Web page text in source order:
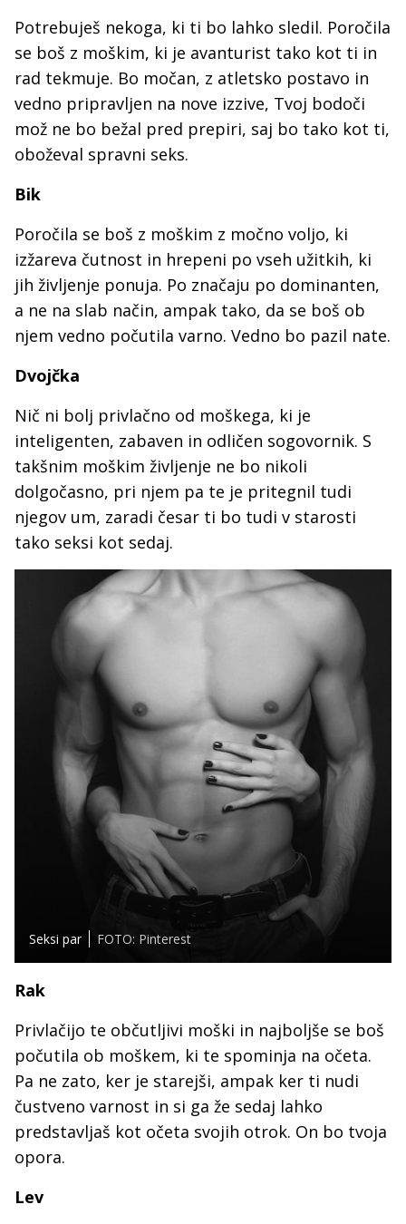
Potrebuješ nekoga, ki ti bo lahko sledil. Poročila
se boš z moškim, ki je avanturist tako kot ti in
rad tekmuje. Bo močan, z atletsko postavo in
vedno pripravljen na nove izzive, Tvoj bodoči
mož ne bo bežal pred prepiri, saj bo tako kot ti,
oboževal spravni seks.
Bik
Poročila se boš z moškim z močno voljo, ki
izžareva čutnost in hrepeni po vseh užitkih, ki
jih življenje ponuja. Po značaju po dominanten,
a ne na slab način, ampak tako, da se boš ob
njem vedno počutila varno. Vedno bo pazil nate.
Dvojčka
Nič ni bolj privlačno od moškega, ki je
inteligenten, zabaven in odličen sogovornik. S
takšnim moškim življenje ne bo nikoli
dolgočasno, pri njem pa te je pritegnil tudi
njegov um, zaradi česar ti bo tudi v starosti
tako seksi kot sedaj.
Seksi par FOTO: Pinterest
Rak
Privlačijo te občutljivi moški in najboljše se boš
počutila ob moškem, ki te spominja na očeta.
Pa ne zato, ker je starejši, ampak ker ti nudi
čustveno varnost in si ga že sedaj lahko
predstavljaš kot očeta svojih otrok. On bo tvoja
opora.
Lev